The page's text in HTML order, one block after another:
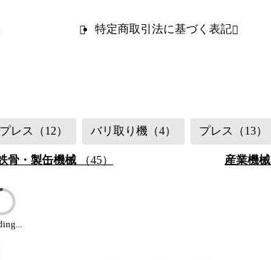
特定商取引法に基づく表記
レス （12） バリ取り機 （4） プレス （13）
骨・製缶機械 （45） 産業機械